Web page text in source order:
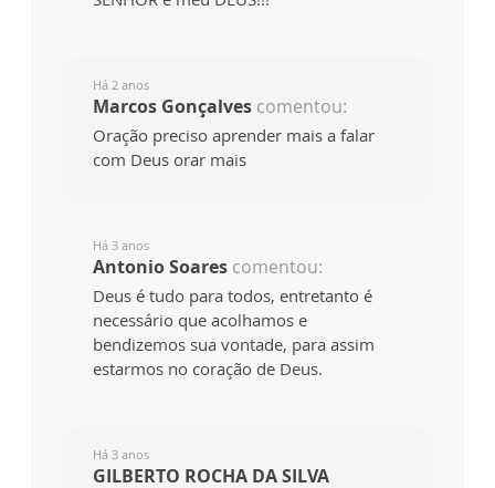
Há 2 anos
Marcos Gonçalves comentou:
Oração preciso aprender mais a falar
com Deus orar mais
Há 3 anos
Antonio Soares comentou:
Deus é tudo para todos, entretanto é
necessário que acolhamos e
bendizemos sua vontade, para assim
estarmos no coração de Deus.
Há 3 anos
GILBERTO ROCHA DA SILVA